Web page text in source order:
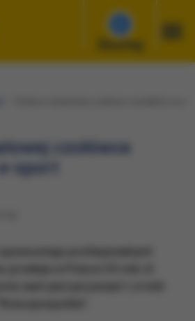
Słuchaj
czołówce
sport